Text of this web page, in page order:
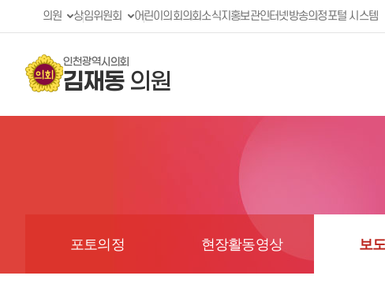
의원 상임위원회 어린이의회의회소식지 홍보관인터넷방송의정포털 시스템
인천광역시의회
김재동 의원
포토의정 현장활동영상 보